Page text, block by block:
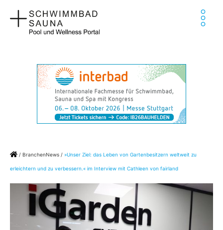
Inhalt
springen
Home
/ BranchenNews / »Unser Ziel: das Leben von Gartenbesitzern weltweit zu
erleichtern und zu verbessern.« im Interview mit Cathleen von fairland